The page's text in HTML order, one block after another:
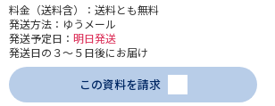
料金（送料含）：送料とも無料
発送方法：ゆうメール
発送予定日： 明日発送
発送日の３～５日後にお届け
この資料を請求